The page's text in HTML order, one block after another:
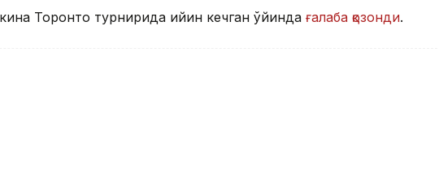
Торонто турнирида қийин кечган ўйинда ғалаба қозонди.